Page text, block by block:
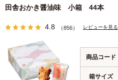
田舎おかき醤油味 小箱 44本
4.8 （856） レビューを見る
商品コード
箱サイズ